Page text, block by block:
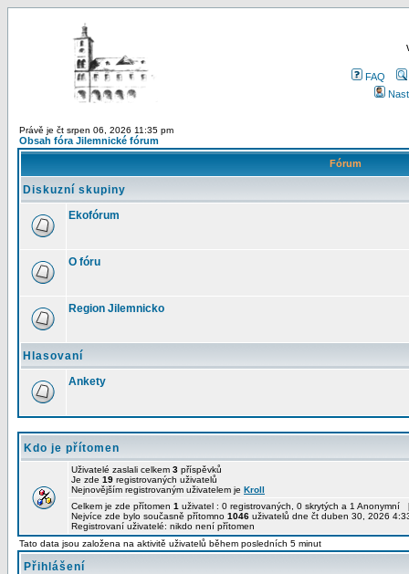
FAQ
Právě je čt srpen 06, 2026 11:35 pm
Obsah fóra Jilemnické fórum
Fórum
Diskuzní skupiny
Ekofórum
O fóru
Region Jilemnicko
Hlasovaní
Ankety
Kdo je přítomen
Uživatelé zaslali celkem 3 příspěvků
Je zde 19 registrovaných uživatelů
Nejnovějším registrovaným uživatelem je Kroll
Celkem je zde přítomen 1 uživatel : 0 registrovaných, 0 skrytých a 1 Anonymní
Nejvíce zde bylo současně přítomno 1046 uživatelů dne čt duben 30, 2026
Registrovaní uživatelé: nikdo není přítomen
Tato data jsou založena na aktivitě uživatelů během posledních 5 minut
Přihlášení